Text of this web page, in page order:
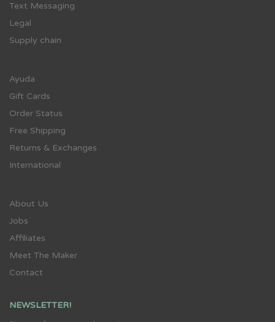
Text Messaging
Legal
Supply chain
Ayuda
Gift Cards
Order Status
Free Shipping
Returns & Exchanges
International
About Us
Jobs
Affiliates
Meet The Maker
Contact
NEWSLETTER!